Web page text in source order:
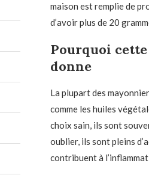
maison est remplie de
d’avoir plus de 20
Pourquoi
donne
La plupart des
comme les huiles
choix sain, ils sont
oublier, ils sont pleins
contribuent à